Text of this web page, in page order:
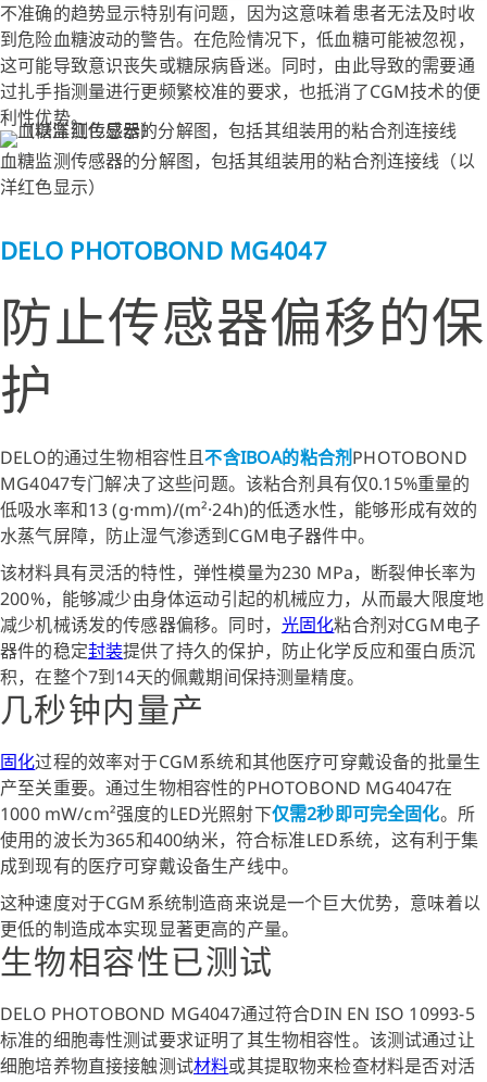
不准确的趋势显示特别有问题，因为这意味着患者无法及时收
到危险血糖波动的警告。在危险情况下，低血糖可能被忽视，
这可能导致意识丧失或糖尿病昏迷。同时，由此导致的需要通
过扎手指测量进行更频繁校准的要求，也抵消了CGM技术的便
利性优势。
血糖监测传感器的分解图，包括其组装用的粘合剂连接线（以
洋红色显示）
DELO PHOTOBOND MG4047
防止传感器偏移的保
护
DELO的通过生物相容性且不含IBOA的粘合剂PHOTOBOND
MG4047专门解决了这些问题。该粘合剂具有仅0.15%重量的
低吸水率和13 (g·mm)/(m²·24h)的低透水性，能够形成有效的
水蒸气屏障，防止湿气渗透到CGM电子器件中。
该材料具有灵活的特性，弹性模量为230 MPa，断裂伸长率为
200%，能够减少由身体运动引起的机械应力，从而最大限度地
减少机械诱发的传感器偏移。同时， 光固化粘合剂对CGM电子
器件的稳定封装提供了持久的保护，防止化学反应和蛋白质沉
积，在整个7到14天的佩戴期间保持测量精度。
几秒钟内量产
固化过程的效率对于CGM系统和其他医疗可穿戴设备的批量生
产至关重要。通过生物相容性的PHOTOBOND MG4047在
1000 mW/cm²强度的LED光照射下仅需2秒即可完全固化。所
使用的波长为365和400纳米，符合标准LED系统，这有利于集
成到现有的医疗可穿戴设备生产线中。
这种速度对于CGM系统制造商来说是一个巨大优势，意味着以
更低的制造成本实现显著更高的产量。
生物相容性已测试
DELO PHOTOBOND MG4047通过符合DIN EN ISO 10993-5
标准的细胞毒性测试要求证明了其生物相容性。该测试通过让
细胞培养物直接接触测试材料或其提取物来检查材料是否对活